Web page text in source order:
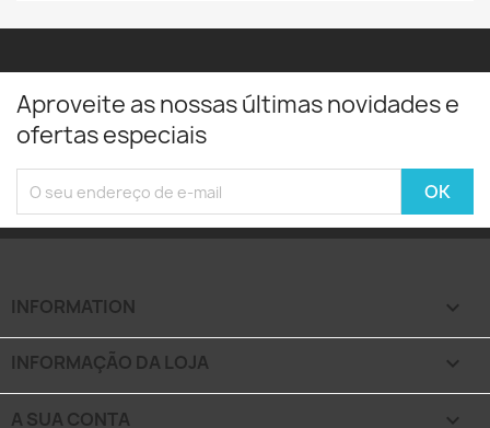
Aproveite as nossas últimas novidades e
ofertas especiais
INFORMATION 
INFORMAÇÃO DA LOJA keyboard_arrow_down
A SUA CONTA 